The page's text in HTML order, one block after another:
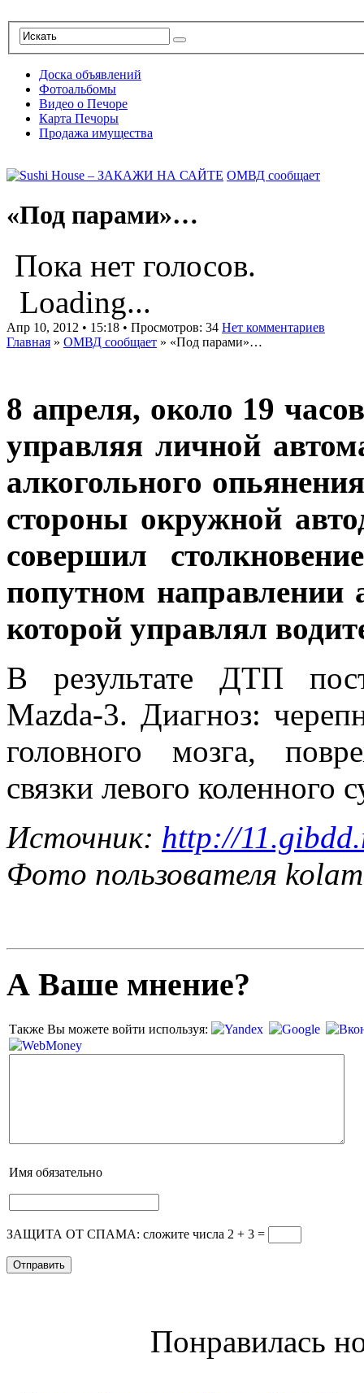
Доска объявлений
Фотоальбомы
Видео о Печоре
Карта Печоры
Продажа имущества
ОМВД сообщает
«Под парами»…
Пока нет голосов.
Loading...
Апр 10, 2012 • 15:18 • Просмотров: 34 Нет комментариев
Главная » ОМВД сообщает » «Под парами»…
8 апреля, около 19
управляя личной
алкогольного
стороны окружной
совершил
попутном
которой управлял
В результате ДТП
Mazda-3. Диагноз:
головного мозга,
связки левого коленного
Источник: http://
Фото пользователя
А Ваше мнение?
Также Вы можете войти используя:
Имя обязательно
ЗАЩИТА ОТ СПАМА: сложите числа 2 + 3 =
Понравилась